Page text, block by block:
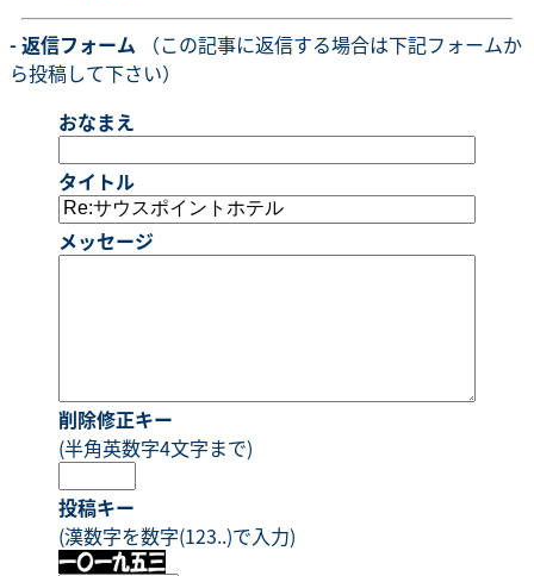
- 返信フォーム （この記事に返信する場合は下記フォームか
ら投稿して下さい）
おなまえ
タイトル
メッセージ
削除修正キー
(半角英数字4文字まで)
投稿キー
(漢数字を数字(123..)で入力)